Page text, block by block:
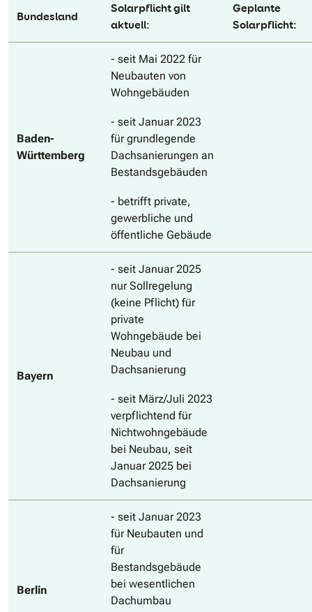
Bundesland
Solarpflicht gilt
aktuell:
Geplante
Solarpflicht:
Baden-
Württemberg
- seit Mai 2022 für
Neubauten von
Wohngebäuden
- seit Januar 2023
für grundlegende
Dachsanierungen an
Bestandsgebäuden
- betrifft private,
gewerbliche und
öffentliche Gebäude
Bayern
- seit Januar 2025
nur Sollregelung
(keine Pflicht) für
private
Wohngebäude bei
Neubau und
Dachsanierung
- seit März/Juli 2023
verpflichtend für
Nichtwohngebäude
bei Neubau, seit
Januar 2025 bei
Dachsanierung
Berlin
- seit Januar 2023
für Neubauten und
für
Bestandsgebäude
bei wesentlichen
Dachumbau